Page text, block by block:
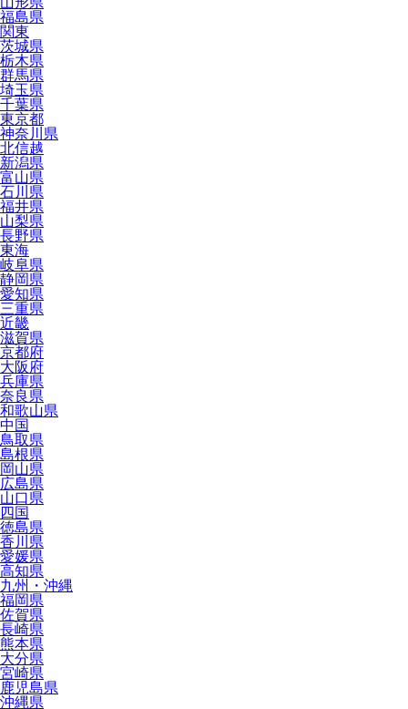
福島県
関東
茨城県
栃木県
群馬県
埼玉県
千葉県
東京都
神奈川県
北信越
新潟県
富山県
石川県
福井県
山梨県
長野県
東海
岐阜県
静岡県
愛知県
三重県
近畿
滋賀県
京都府
大阪府
兵庫県
奈良県
和歌山県
中国
鳥取県
島根県
岡山県
広島県
山口県
四国
徳島県
香川県
愛媛県
高知県
九州・沖縄
福岡県
佐賀県
長崎県
熊本県
大分県
宮崎県
鹿児島県
沖縄県